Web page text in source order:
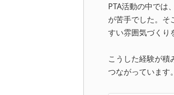
PTA活動の中では
が苦手でした。そ
すい雰囲気づくり
こうした経験が
つながっています。